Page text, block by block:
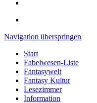
Navigation überspringen
Start
Fabelwesen-Liste
Fantasywelt
Fantasy Kultur
Lesezimmer
Information